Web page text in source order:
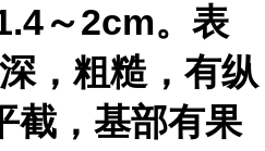
～2cm。表
，粗糙，有纵
截，基部有果